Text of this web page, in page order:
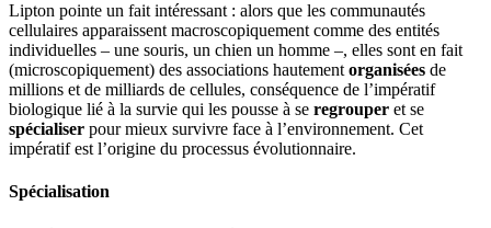
Lipton pointe un fait intéressant : alors que les communautés
cellulaires apparaissent macroscopiquement comme des entités
individuelles – une souris, un chien un homme –, elles sont en fait
(microscopiquement) des associations hautement organisées de
millions et de milliards de cellules, conséquence de l’impératif
biologique lié à la survie qui les pousse à se regrouper et se
spécialiser pour mieux survivre face à l’environnement. Cet
impératif est l’origine du processus évolutionnaire.
Spécialisation